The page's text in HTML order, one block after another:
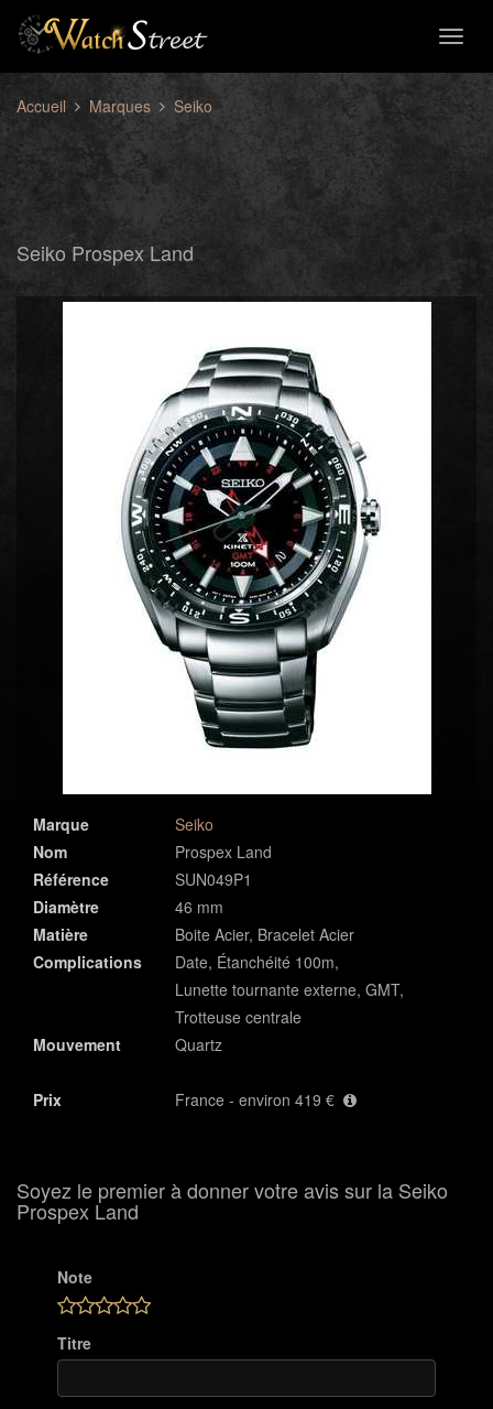
Accueil Marques Seiko
Seiko Prospex Land
Marque
Seiko
Nom
Prospex Land
Référence
SUN049P1
Diamètre
46 mm
Matière
Boite Acier, Bracelet Acier
Complications
Date, Étanchéité 100m,
Lunette tournante externe, GMT,
Trotteuse centrale
Mouvement
Quartz
Prix France - environ 419 €
Soyez le premier à donner votre avis sur la Seiko
Prospex Land
Note
Titre